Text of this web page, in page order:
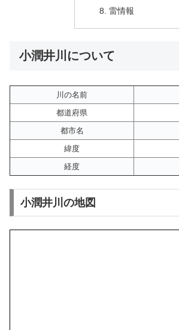
雷情報
小潤井川について
川の名前
都道府県
都市名
緯度
経度
小潤井川の地図